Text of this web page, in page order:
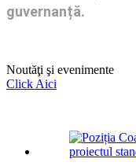
guvernanță.
Noutăţi şi evenimente
Click Aici